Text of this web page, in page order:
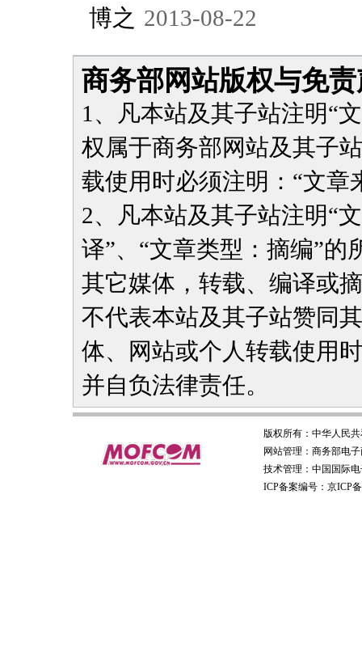
博之 2013-08-22
商务部网站版权与免
1、凡本站及其子站注明“
权属于商务部网站及其子
载使用时必须注明：“文章
2、凡本站及其子站注明“
译”、“文章类型：摘编”
其它媒体，转载、编译或
不代表本站及其子站赞同
体、网站或个人转载使用
并自负法律责任。
版权所有： 中华人民
网站管理： 商务部电
技术管理： 中国国际
ICP备案编号：京ICP